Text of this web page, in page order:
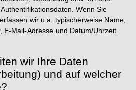
Wenn Sie
wir u.a. typischerweise Name,
E-Mail-Adresse und Datum/Uhrzeit
wir Ihre Daten
und auf welcher